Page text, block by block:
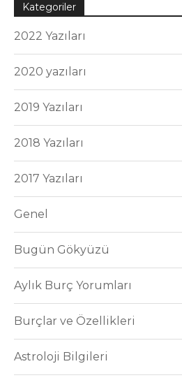
Kategoriler
2022 Yazıları
2020 yazıları
2019 Yazıları
2018 Yazıları
2017 Yazıları
Genel
Bugün Gökyüzü
Aylık Burç Yorumları
Burçlar ve Özellikleri
Astroloji Bilgileri